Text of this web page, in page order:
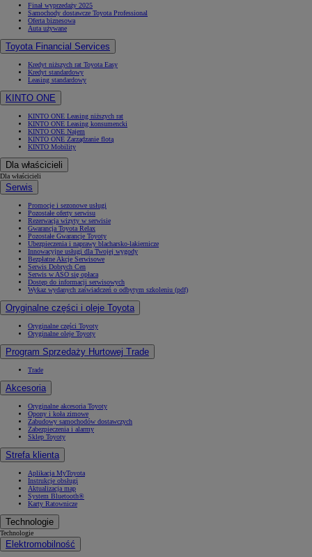
Finał wyprzedaży 2025
Samochody dostawcze Toyota Professional
Oferta biznesowa
Auta używane
Toyota Financial Services
Kredyt niższych rat Toyota Easy
Kredyt standardowy
Leasing standardowy
KINTO ONE
KINTO ONE Leasing niższych rat
KINTO ONE Leasing konsumencki
KINTO ONE Najem
KINTO ONE Zarządzanie flotą
KINTO Mobility
Dla właścicieli
Dla właścicieli
Serwis
Promocje i sezonowe usługi
Pozostałe oferty serwisu
Rezerwacja wizyty w serwisie
Gwarancja Toyota Relax
Pozostałe Gwarancje Toyoty
Ubezpieczenia i naprawy blacharsko-lakiernicze
Innowacyjne usługi dla Twojej wygody
Bezpłatne Akcje Serwisowe
Serwis Dobrych Cen
Serwis w ASO się opłaca
Dostęp do informacji serwisowych
Wykaz wydanych zaświadczeń o odbytym szkoleniu (pdf)
Oryginalne części i oleje Toyota
Oryginalne części Toyoty
Oryginalne oleje Toyoty
Program Sprzedaży Hurtowej Trade
Trade
Akcesoria
Oryginalne akcesoria Toyoty
Opony i koła zimowe
Zabudowy samochodów dostawczych
Zabezpieczenia i alarmy
Sklep Toyoty
Strefa klienta
Aplikacja MyToyota
Instrukcje obsługi
Aktualizacja map
System Bluetooth®
Karty Ratownicze
Technologie
Technologie
Elektromobilność